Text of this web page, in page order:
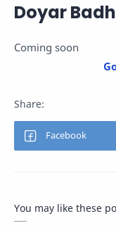
Doyar
Coming soon
You may like these